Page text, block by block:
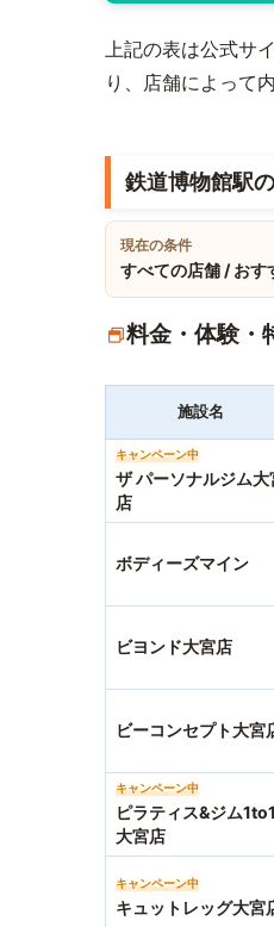
上記の表は公式サ
り、店舗によって
鉄道博物館駅
現在の条件
すべての店舗 / おす
料金・体験・
施設名
キャンペーン中
ザ パーソナルジム大
店
ボディーズマイン
ビヨンド大宮店
ビーコンセプト大宮
キャンペーン中
ピラティス&ジム1to1
大宮店
キャンペーン中
キュットレッグ大宮